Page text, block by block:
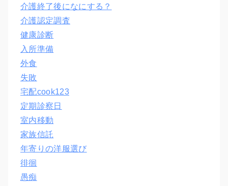
介護終了後になにする？
介護認定調査
健康診断
入所準備
外食
失敗
宅配cook123
定期診察日
室内移動
家族信託
年寄りの洋服選び
徘徊
愚痴